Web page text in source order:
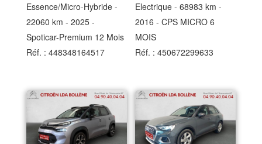
Essence/Micro-Hybride -
22060 km - 2025 -
Spoticar-Premium 12 Mois
Réf. : 448348164517
Electrique - 68983 km -
2016 - CPS MICRO 6
MOIS
Réf. : 450672299633